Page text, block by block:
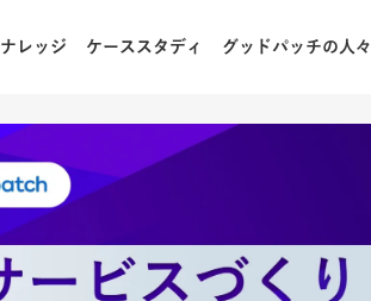
ナレッジ ケーススタディ グッドパッチの人々